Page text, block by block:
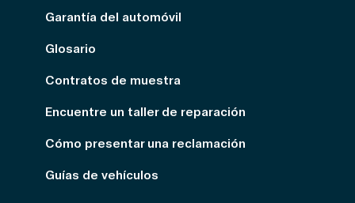
Garantía del automóvil
Glosario
Contratos de muestra
Encuentre un taller de reparación
Cómo presentar una reclamación
Guías de vehículos